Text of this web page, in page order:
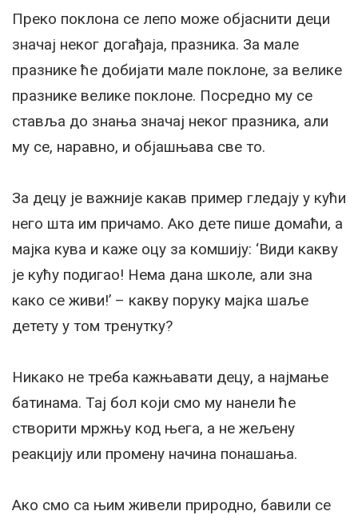
Преко поклона се лепо може објаснити деци
значај неког догађаја, празника. За мале
празнике ће добијати мале поклоне, за велике
празнике велике поклоне. Посредно му се
ставља до знања значај неког празника, али
му се, наравно, и објашњава све то.
За децу је важније какав пример гледају у кући
него шта им причамо. Ако дете пише домаћи, а
мајка кува и каже оцу за комшију: ‘Види какву
је кућу подигао! Нема дана школе, али зна
како се живи!’ – какву поруку мајка шаље
детету у том тренутку?
Никако не треба кажњавати децу, а најмање
батинама. Тај бол који смо му нанели ће
створити мржњу код њега, а не жељену
реакцију или промену начина понашања.
Ако смо са њим живели природно, бавили се